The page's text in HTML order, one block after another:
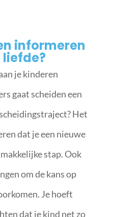
informeren
liefde?
je kinderen
gaat scheiden een
Het
dat je een nieuwe
stap. Ook
om de kans op
Je hoeft
dat je kind net zo